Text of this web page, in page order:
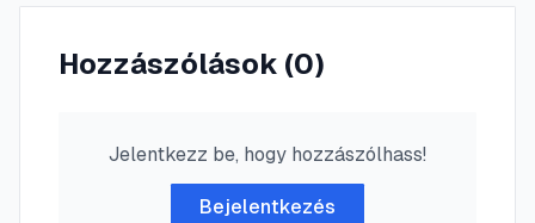
Hozzászólások (0)
Jelentkezz be, hogy hozzászólhass!
Bejelentkezés